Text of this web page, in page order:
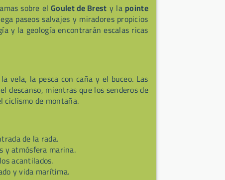
sobre elGoulet de Brest y la pointe
paseos salvajes y miradores propicios
y la geología encontrarán escalas ricas
vela, la pesca con caña y el buceo. Las
descanso, mientras que los senderos de
ciclismo de montaña.
de la rada.
y atmósfera marina.
acantilados.
y vida marítima.